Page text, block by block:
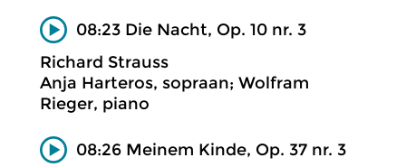
08:23 Die Nacht, Op. 10 nr. 3
Richard Strauss
Anja Harteros, sopraan; Wolfram
Rieger, piano
08:26 Meinem Kinde, Op. 37 nr. 3